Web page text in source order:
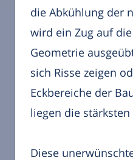
die Abkühlung der
wird ein Zug auf
Geometrie
sich Risse zeigen
Eckbereiche der
liegen die
Diese